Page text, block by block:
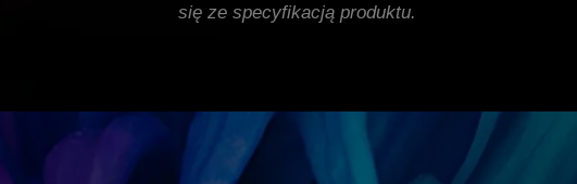
się ze specyfikacją produktu.